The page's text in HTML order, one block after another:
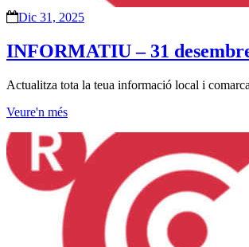
Dic 31, 2025
INFORMATIU – 31
Actualitza tota la teua informació local i
Veure'n més